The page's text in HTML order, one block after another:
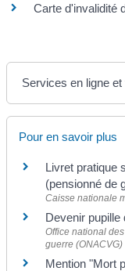
Carte d'invalidité
Services en ligne
Pour en savoir plus
Livret pratique
(pensionné de
Caisse nationale
Devenir pupille
Office national
guerre (ONACVG)
Mention "Mort